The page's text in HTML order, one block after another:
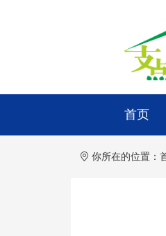
首页
你所在的位置：